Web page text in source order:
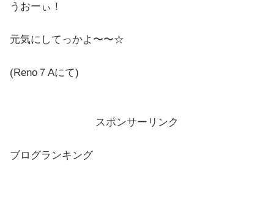
うおーぃ！
元気にしてっかよ〜〜☆
(Reno７Aにて)
スポンサーリンク
ブログランキング